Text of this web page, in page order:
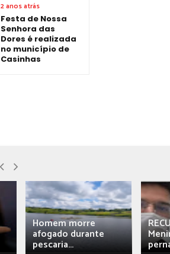
2 anos atrás
Festa de Nossa
Senhora das
Dores é realizada
no município de
Casinhas
Homem morre
afogado durante
pescaria...